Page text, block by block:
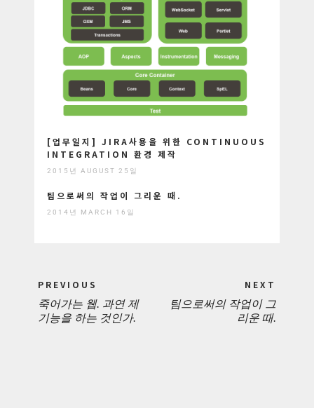
[업무일지] JIRA사용을 위한 CONTINUOUS
INTEGRATION 환경 제작
2015년 AUGUST 25일
팀으로써의 작업이 그리운 때.
2014년 MARCH 16일
navigation
PREVIOUS
PREVIOUS
죽어가는 웹. 과연 제
기능을 하는 것인가.
NEXT
팀으로써의 작업이 그
리운 때.